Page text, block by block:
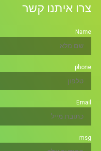
צרו איתנו קשר
Name
phone
Email
msg